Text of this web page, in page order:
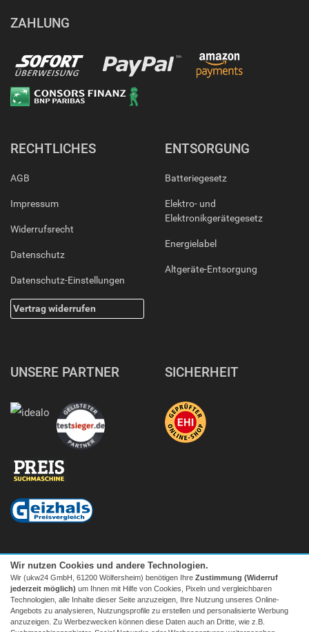
ZAHLUNG
RECHTLICHES
AGB
Impressum
Widerrufsrecht
Datenschutz
Datenschutz-Einstellungen
Vertrag widerrufen
ENTSORGUNG
Batteriegesetz
Elektro- und
Elektronikgerätegesetz
Energielabel
Altgeräte-Entsorgung
UNSERE PARTNER SICHERHEIT
Wir nutzen Cookies und andere Technologien.
Wir (ukw24 GmbH, 61200 Wölfersheim) benötigen Ihre Zustimmung (Widerruf
jederzeit möglich) um Ihnen mit Hilfe von Cookies, Pixeln und vergleichbaren
Technologien, alle Inhalte dieser Seite anzuzeigen, Ihre Nutzung unseres Online-
Angebots zu analysieren, Nutzungsprofile zu erstellen und personalisierte Werbung
anzuzeigen. Zu Werbezwecken können diese Daten auch an Dritte, wie z.B.